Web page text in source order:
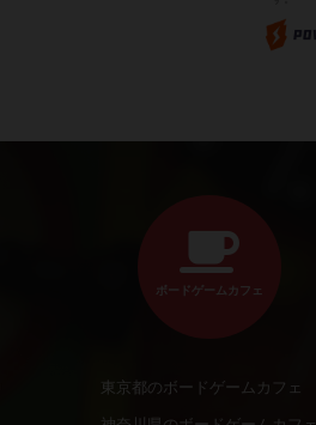
ボードゲームカフェ
東京都のボードゲームカフェ